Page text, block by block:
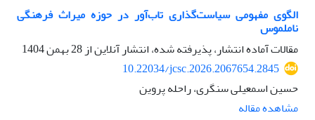
الگوی مفهومی سیاست‌گذاری تاب‌آور در حوزه میراث فرهنگی
ناملموس
مقالات آماده انتشار، پذیرفته شده، انتشار آنلاین از28 بهمن 1404
10.22034/jcsc.2026.2067654.2845
حسین اسمعیلی سنگری، راحله پروین
مشاهده مقاله